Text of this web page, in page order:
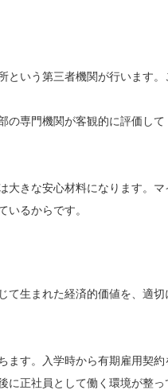
いう第三者機関が行います。
専門機関が客観的に評価し
きな安心材料になります。
いるからです。
生まれた経済的価値を、適
ます。入学時から有期雇用契
正社員として働く環境が整っ